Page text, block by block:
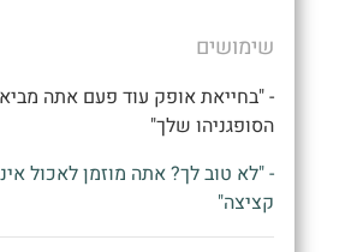
שימושים
- "בחייאת אופק עוד פעם אתה
הסופגניהו שלך"
- "לא טוב לך? אתה מוזמן לאכול
קציצה"